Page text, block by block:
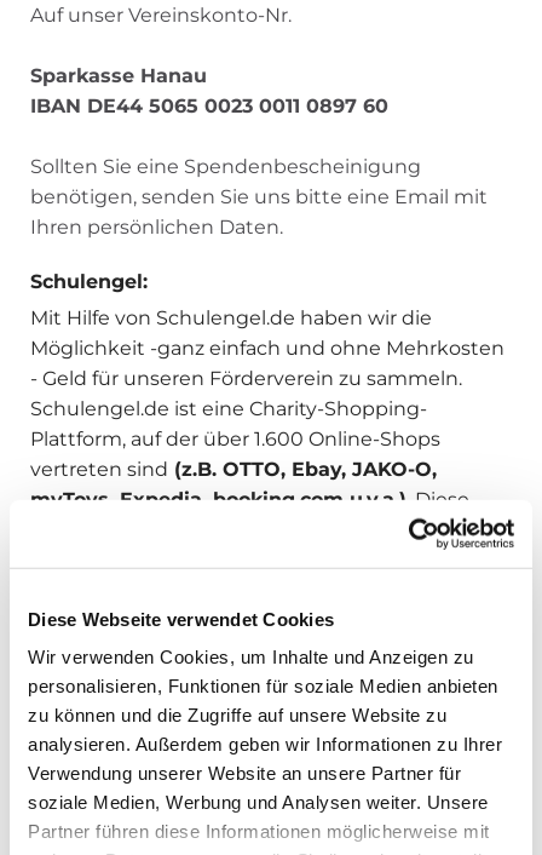
Diese Webseite verwendet Cookies
Wir verwenden Cookies, um Inhalte und Anzeigen zu
personalisieren, Funktionen für soziale Medien anbieten
zu können und die Zugriffe auf unsere Website zu
analysieren. Außerdem geben wir Informationen zu Ihrer
Verwendung unserer Website an unsere Partner für
soziale Medien, Werbung und Analysen weiter. Unsere
Partner führen diese Informationen möglicherweise mit
Auf unser Vereinskonto-Nr.
Sparkasse Hanau
IBAN DE44 5065 0023 0011 0897 60
Sollten Sie eine Spendenbescheinigung
benötigen, senden Sie uns bitte eine Email mit
Ihren persönlichen Daten.
Schulengel:
Mit Hilfe von Schulengel.de haben wir die
Möglichkeit -ganz einfach und ohne Mehrkosten
- Geld für unseren Förderverein zu sammeln.
Schulengel.de ist eine Charity-Shopping-
Plattform, auf der über 1.600 Online-Shops
vertreten sind (z.B. OTTO, Ebay, JAKO-O,
myToys, Expedia, booking.com u.v.a.) . Diese
Shops zahlen eine Prämie, wenn ihr beim
Die Vorteile der Charity-Plattform Schulengel.de:
- Die Nutzung von Schulengel.de ist kostenfrei .
- Der Einkauf kostet keinen Cent mehr.
- Du musst dich nicht registrieren, sondern
kannst sofort shoppen und Spenden sammeln 😊
Hier der direkte Link :
https://www.schulengel.de/einrichtungen/details/